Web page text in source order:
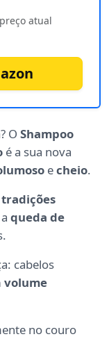
atual
O Shampoo
é a sua nova
echeio.
tradições
queda de
cabelos
volume
no couro